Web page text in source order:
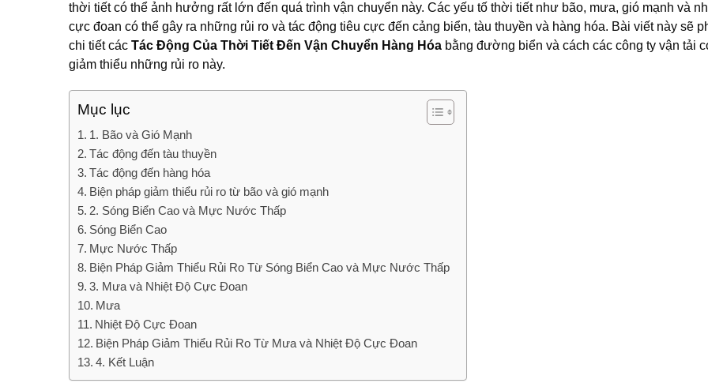
thời tiết có thể ảnh hưởng rất lớn đến quá trình vận chuyển này. Các yếu tố thời tiết như bão, mưa, gió mạnh và
cực đoan có thể gây ra những rủi ro và tác động tiêu cực đến cảng biển, tàu thuyền và hàng hóa. Bài viết này sẽ
chi tiết các Tác Động Của Thời Tiết Đến Vận Chuyển Hàng Hóa bằng đường biển và cách các công ty vận tải
giảm thiểu những rủi ro này.
Mục lục
1. Bão và Gió Mạnh
Tác động đến tàu thuyền
Tác động đến hàng hóa
Biện pháp giảm thiểu rủi ro từ bão và gió mạnh
2. Sóng Biển Cao và Mực Nước Thấp
Sóng Biển Cao
Mực Nước Thấp
Biện Pháp Giảm Thiểu Rủi Ro Từ Sóng Biển Cao và Mực Nước Thấp
3. Mưa và Nhiệt Độ Cực Đoan
Mưa
Nhiệt Độ Cực Đoan
Biện Pháp Giảm Thiểu Rủi Ro Từ Mưa và Nhiệt Độ Cực Đoan
4. Kết Luận